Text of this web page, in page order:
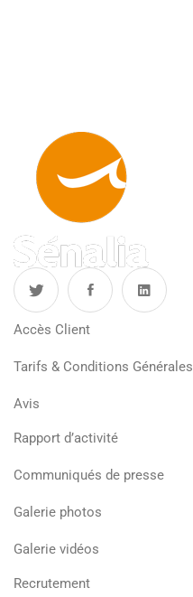
Accès Client
Tarifs & Conditions Générales
Avis
Rapport d’activité
Communiqués de presse
Galerie photos
Galerie vidéos
Recrutement